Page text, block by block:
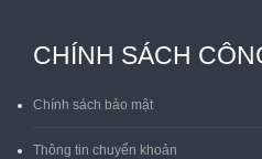
CHÍNH SÁCH
Chính sách bảo mật
Thông tin chuyển khoản